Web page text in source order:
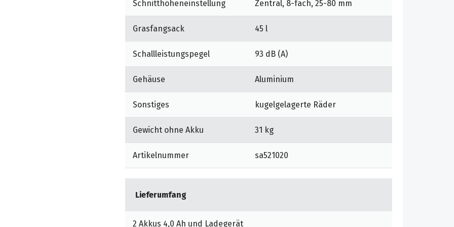
Schnitthöheneinstellung Zentral, 8-fach, 25-80 mm
Grasfangsack 45 l
Schallleistungspegel 93 dB (A)
Gehäuse Aluminium
Sonstiges kugelgelagerte Räder
Gewicht ohne Akku 31 kg
Artikelnummer sa521020
Lieferumfang
2 Akkus 4,0 Ah und Ladegerät